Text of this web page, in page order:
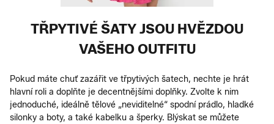
TŘPYTIVÉ ŠATY JSOU HVĚZDOU
VAŠEHO OUTFITU
Pokud máte chuť zazářit ve třpytivých šatech, nechte je hrát
hlavní roli a doplňte je decentnějšími doplňky. Zvolte k nim
jednoduché, ideálně tělové „neviditelné“ spodní prádlo, hladké
silonky a boty, a také kabelku a šperky. Blýskat se můžete